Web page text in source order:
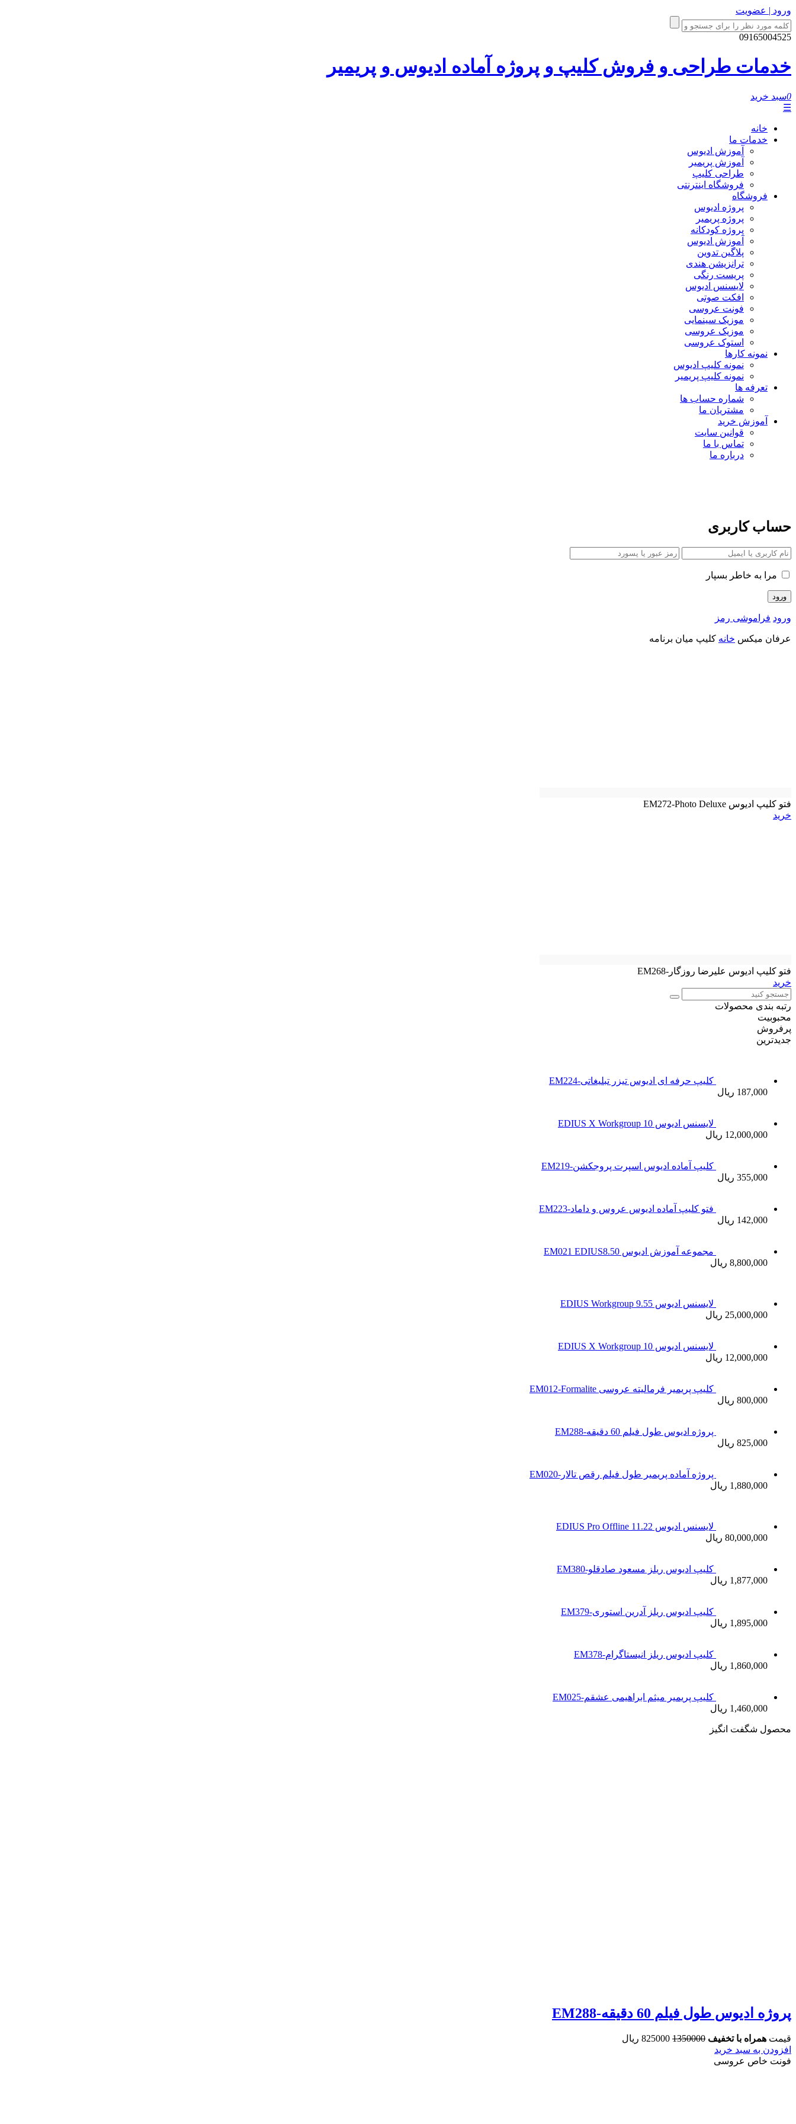
ورود | عضویت
09165004525
خدمات طراحی و فروش کلیپ و پروژه آماده ادیوس و پریمیر
0سبد خرید
☰
خانه
خدمات ما
آموزش ادیوس
آموزش پریمیر
طراحی کلیپ
فروشگاه اینترنتی
فروشگاه
پروژه ادیوس
پروژه پریمیر
پروژه کودکانه
آموزش ادیوس
پلاگین تدوین
ترانزیشن هندی
پریست رنگی
لایسنس ادیوس
افکت صوتی
فونت عروسی
موزیک سینمایی
موزیک عروسی
استوک عروسی
نمونه کارها
نمونه کلیپ ادیوس
نمونه کلیپ پریمیر
تعرفه ها
شماره حساب ها
مشتریان ما
آموزش خرید
قوانین سایت
تماس با ما
درباره ما
حساب کاربری
مرا به خاطر بسپار
ورود فراموشی رمز
عرفان میکس خانه کلیپ میان برنامه
فتو کلیپ ادیوس EM272-Photo Deluxe
خرید
فتو کلیپ ادیوس علیرضا روزگار-EM268
خرید
رتبه بندی محصولات
محبوبیت
پرفروش
جدیدترین
کلیپ حرفه ای ادیوس تیزر تبلیغاتی-EM224
187,000 ریال
لایسنس ادیوس 10 EDIUS X Workgroup
12,000,000 ریال
کلیپ آماده ادیوس اسپرت پروجکشن-EM219
355,000 ریال
فتو کلیپ آماده ادیوس عروس و داماد-EM223
142,000 ریال
مجموعه آموزش ادیوس EM021 EDIUS8.50
8,800,000 ریال
لایسنس ادیوس 9.55 EDIUS Workgroup
25,000,000 ریال
لایسنس ادیوس 10 EDIUS X Workgroup
12,000,000 ریال
کلیپ پریمیر فرمالیته عروسی EM012-Formalite
800,000 ریال
پروژه ادیوس طول فیلم 60 دقیقه-EM288
825,000 ریال
پروژه آماده پریمیر طول فیلم رقص تالار-EM020
1,880,000 ریال
لایسنس ادیوس 11.22 EDIUS Pro Offline
80,000,000 ریال
کلیپ ادیوس ریلز مسعود صادقلو-EM380
1,877,000 ریال
کلیپ ادیوس ریلز آدرین استوری-EM379
1,895,000 ریال
کلیپ ادیوس ریلز انیستاگرام-EM378
1,860,000 ریال
کلیپ پریمیر میثم ابراهیمی عشقم-EM025
1,460,000 ریال
محصول شگفت انگیز
پروژه ادیوس طول فیلم 60 دقیقه-EM288
قیمت همراه با تخفیف 1350000 825000 ریال
افزودن به سبد خرید
فونت خاص عروسی